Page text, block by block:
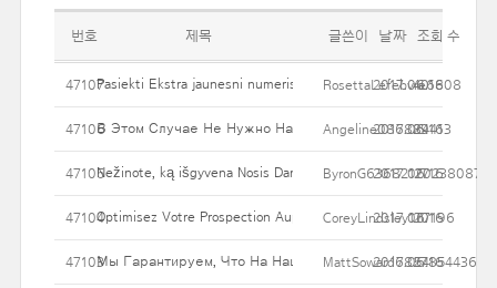
번호 제목 글쓴이 날짜 조회 수
47107Pasiekti Ekstra jaunesni numeris su pilvuko Įdėkite taip pat
RosettaLefebvre6808
2017.06.16
40
47106В Этом Случае Не Нужно Набирать Эквивалент В
Angeline086884413
2017.06.16
29
47105Nežinote, ką išgyvena Nosis Darbas kaina Jūs?ByronG636821202380874
2017.06.16
27
47104Optimisez Votre Prospection Auprès Des Professionnels Au
CoreyLindsley177196
2017.06.16
20
47103Мы Гарантируем, Что На Нашем Портале Представлены
MattSoward6827854436
2017.06.16
54